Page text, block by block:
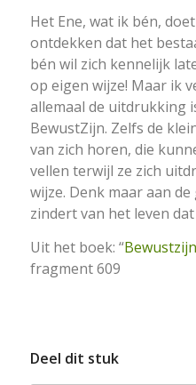
Het Ene, wat ik bén,
ontdekken dat het
bén wil zich kennelijk
op eigen wijze! Maar ik
allemaal de uitdrukking
BewustZijn. Zelfs de
van zich horen, die
vellen terwijl ze zich
wijze. Denk maar aan
zindert van het leven
Uit het boek: “
fragment 609
Deel dit stuk